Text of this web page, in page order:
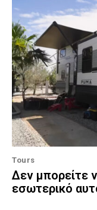
Tours
Δεν μπορείτε
εσωτερικό